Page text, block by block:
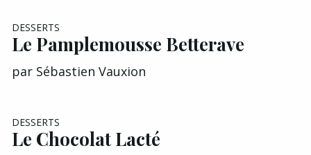
DESSERTS
Le Pamplemousse Betterave
par Sébastien Vauxion
DESSERTS
Le Chocolat Lacté